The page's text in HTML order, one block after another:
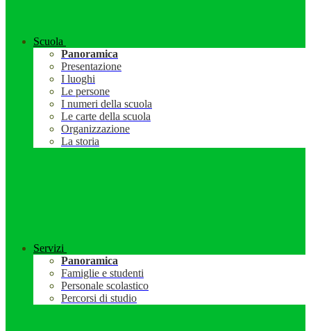
Scuola
Panoramica
Presentazione
I luoghi
Le persone
I numeri della scuola
Le carte della scuola
Organizzazione
La storia
Servizi
Panoramica
Famiglie e studenti
Personale scolastico
Percorsi di studio